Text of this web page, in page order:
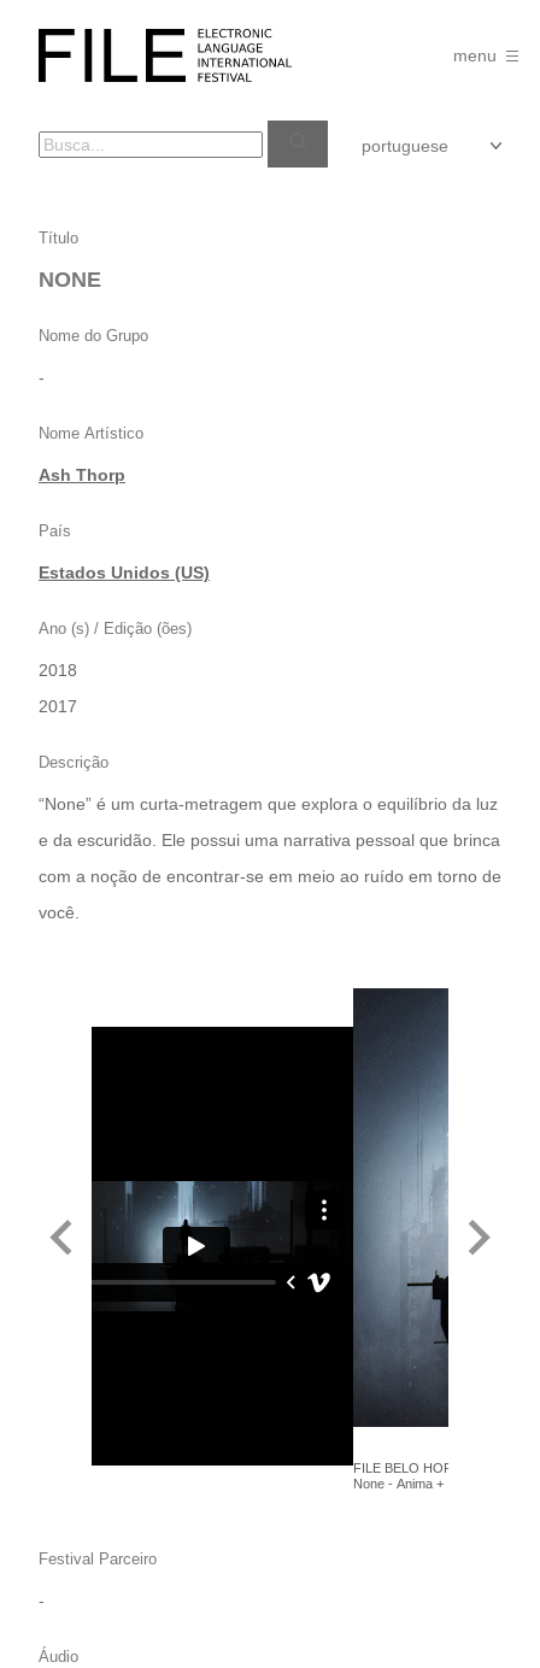
FILE
FESTIVAL
menu
NONE
Título
NONE
Nome do Grupo
-
Nome Artístico
Ash Thorp
País
Estados Unidos (US)
Ano (s) / Edição (ões)
2018
|2017
Descrição
“None” é um curta-metragem que explora o equilíbrio da luz
e da escuridão. Ele possui uma narrativa pessoal que brinca
com a noção de encontrar-se em meio ao ruído em torno de
você.
FILE BELO HORIZONTE 2018
None - Anima +
Festival Parceiro
-
Áudio